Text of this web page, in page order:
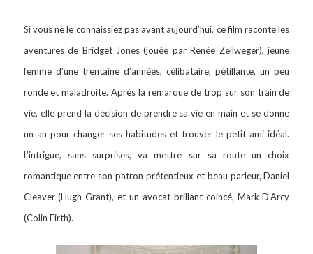
Si vous ne le connaissiez pas avant aujourd’hui, ce film raconte les
aventures de Bridget Jones (jouée par Renée Zellweger), jeune
femme d’une trentaine d’années, célibataire, pétillante, un peu
ronde et maladroite. Après la remarque de trop sur son train de
vie, elle prend la décision de prendre sa vie en main et se donne
un an pour changer ses habitudes et trouver le petit ami idéal.
L’intrigue, sans surprises, va mettre sur sa route un choix
romantique entre son patron prétentieux et beau parleur, Daniel
Cleaver (Hugh Grant), et un avocat brillant coincé, Mark D’Arcy
(Colin Firth).